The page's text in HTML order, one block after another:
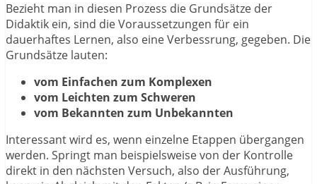
Bezieht man in diesen Prozess die Grundsätze der
Didaktik ein, sind die Voraussetzungen für ein
dauerhaftes Lernen, also eine Verbessrung, gegeben. Die
Grundsätze lauten:
vom Einfachen zum Komplexen
vom Leichten zum Schweren
vom Bekannten zum Unbekannten
Interessant wird es, wenn einzelne Etappen übergangen
werden. Springt man beispielsweise von der Kontrolle
direkt in den nächsten Versuch, also der Ausführung,